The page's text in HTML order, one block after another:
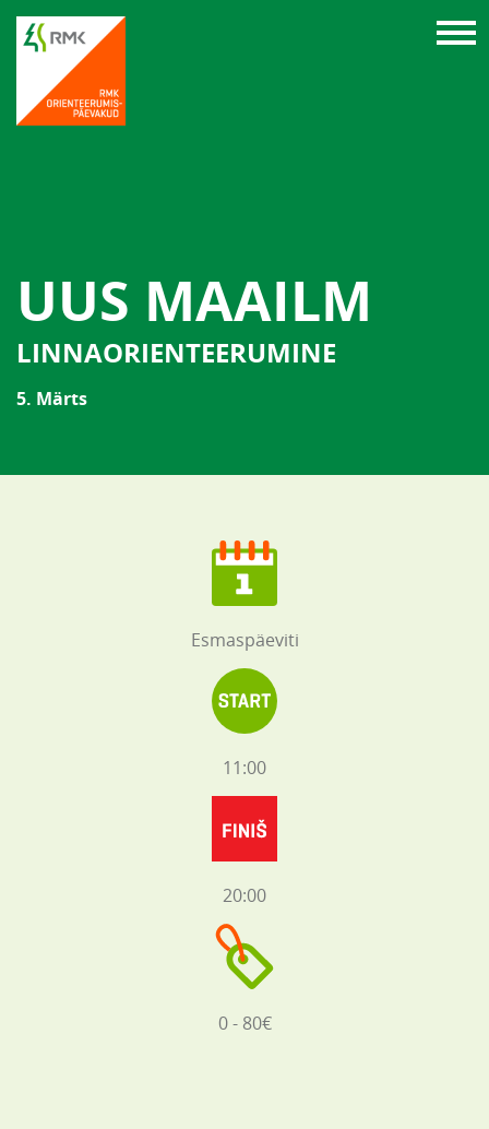
UUS MAAILM
LINNAORIENTEERUMINE
5. Märts
Esmaspäeviti
11:00
20:00
0 - 80€